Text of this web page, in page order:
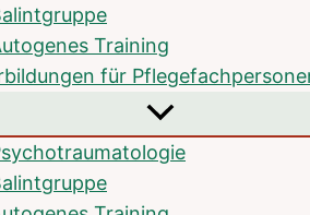
Training
für